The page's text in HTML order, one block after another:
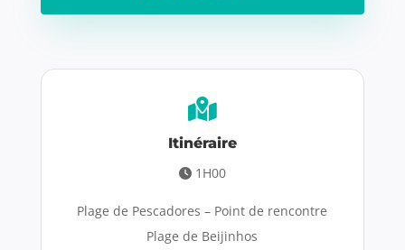
Itinéraire
1H00
Plage de Pescadores – Point de rencontre
Plage de Beijinhos